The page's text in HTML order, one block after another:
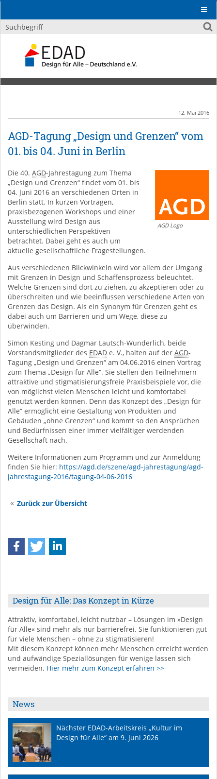
12. Mai 2016
AGD-Tagung „Design und Grenzen“ vom
01. bis 04. Juni in Berlin
AGD Logo
Die 40. AGD-Jahrestagung zum Thema
„Design und Grenzen“ findet vom 01. bis
04. Juni 2016 an verschiedenen Orten in
Berlin statt. In kurzen Vorträgen,
praxisbezogenen Workshops und einer
Ausstellung wird Design aus
unterschiedlichen Perspektiven
betrachtet. Dabei geht es auch um
aktuelle gesellschaftliche Fragestellungen.
Aus verschiedenen Blickwinkeln wird vor allem der Umgang
mit Grenzen in Design und Schaffensprozess beleuchtet.
Welche Grenzen sind dort zu ziehen, zu akzeptieren oder zu
überschreiten und wie beeinflussen verschiedene Arten von
Grenzen das Design. Als ein Synonym für Grenzen geht es
dabei auch um Barrieren und um Wege, diese zu
überwinden.
Simon Kesting und Dagmar Lautsch-Wunderlich, beide
Vorstandsmitglieder des EDAD e. V., halten auf der AGD-
Tagung „Design und Grenzen“ am 04.06.2016 einen Vortrag
zum Thema „Design für Alle“. Sie stellen den Teilnehmern
attraktive und stigmatisierungsfreie Praxisbeispiele vor, die
von möglichst vielen Menschen leicht und komfortabel
genutzt werden können. Denn das Konzept des „Design für
Alle“ ermöglicht eine Gestaltung von Produkten und
Gebäuden „ohne Grenzen“ und kommt so den Ansprüchen
und Bedürfnissen einer immer vielfältiger werdenden
Gesellschaft nach.
Weitere Informationen zum Programm und zur Anmeldung
finden Sie hier: https://agd.de/szene/agd-jahrestagung/agd-
jahrestagung-2016/tagung-04-06-2016
Zurück zur Übersicht
Design für Alle: Das Konzept in Kürze
Attraktiv, komfortabel, leicht nutzbar – Lösungen im »Design
für Alle« sind mehr als nur barrierefrei. Sie funktionieren gut
für viele Menschen – ohne zu stigmatisieren!
Mit diesem Konzept können mehr Menschen erreicht werden
und aufwändige Speziallösungen für wenige lassen sich
vermeiden. Hier mehr zum Konzept erfahren >>
News
Nächster EDAD-Arbeitskreis „Kultur im
Design für Alle“ am 9. Juni 2026